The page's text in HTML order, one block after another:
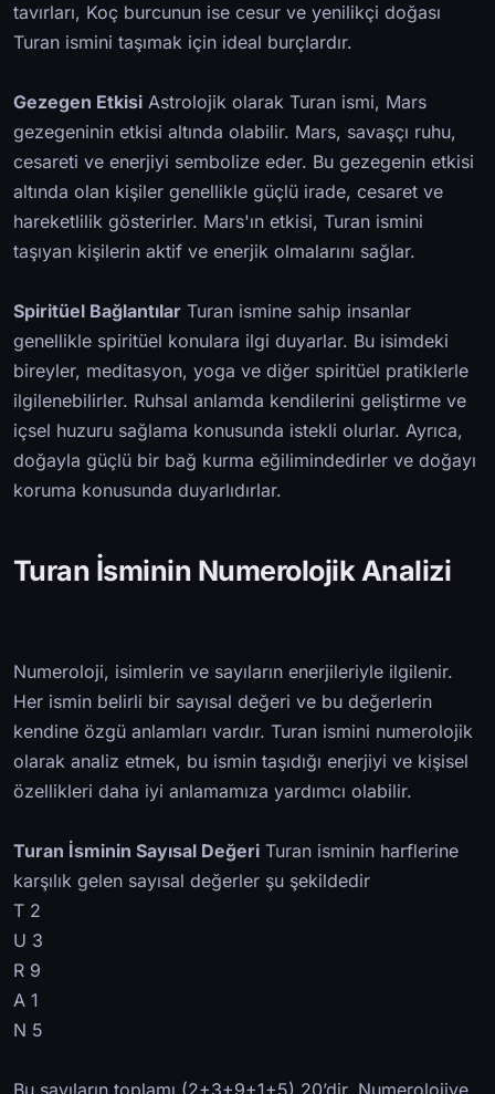
tavırları, Koç burcunun ise cesur ve yenilikçi doğası
Turan ismini taşımak için ideal burçlardır.
Gezegen Etkisi Astrolojik olarak Turan ismi, Mars
gezegeninin etkisi altında olabilir. Mars, savaşçı ruhu,
cesareti ve enerjiyi sembolize eder. Bu gezegenin etkisi
altında olan kişiler genellikle güçlü irade, cesaret ve
hareketlilik gösterirler. Mars'ın etkisi, Turan ismini
taşıyan kişilerin aktif ve enerjik olmalarını sağlar.
Spiritüel Bağlantılar Turan ismine sahip insanlar
genellikle spiritüel konulara ilgi duyarlar. Bu isimdeki
bireyler, meditasyon, yoga ve diğer spiritüel pratiklerle
ilgilenebilirler. Ruhsal anlamda kendilerini geliştirme ve
içsel huzuru sağlama konusunda istekli olurlar. Ayrıca,
doğayla güçlü bir bağ kurma eğilimindedirler ve doğayı
koruma konusunda duyarlıdırlar.
Turan İsminin Numerolojik Analizi
Numeroloji, isimlerin ve sayıların enerjileriyle ilgilenir.
Her ismin belirli bir sayısal değeri ve bu değerlerin
kendine özgü anlamları vardır. Turan ismini numerolojik
olarak analiz etmek, bu ismin taşıdığı enerjiyi ve kişisel
özellikleri daha iyi anlamamıza yardımcı olabilir.
Turan İsminin Sayısal Değeri Turan isminin harflerine
karşılık gelen sayısal değerler şu şekildedir
T 2
U 3
R 9
A 1
N 5
Bu sayıların toplamı (2+3+9+1+5) 20’dir. Numerolojiye